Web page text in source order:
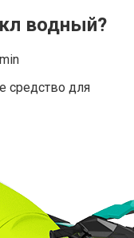
водный?
средство для